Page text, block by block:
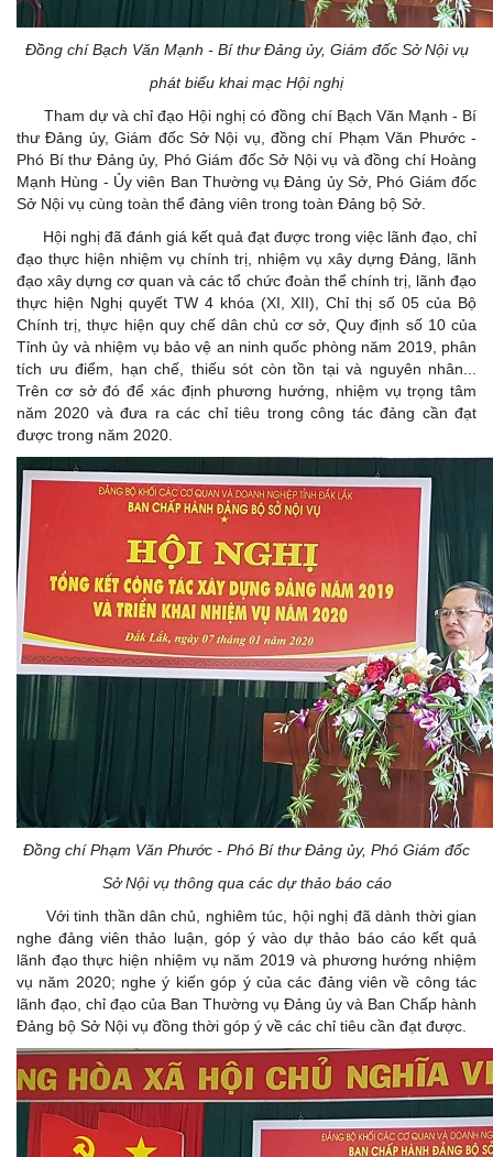
Đồng chí Bạch Văn Mạnh - Bí thư Đảng ủy, Giám đốc Sở Nội vụ
phát biểu khai mạc Hội nghị
Tham dự và chỉ đạo Hội nghị có đồng chí Bạch Văn Mạnh - Bí
thư Đảng ủy, Giám đốc Sở Nội vụ, đồng chí Phạm Văn Phước -
Phó Bí thư Đảng ủy, Phó Giám đốc Sở Nội vụ và đồng chí Hoàng
Mạnh Hùng - Ủy viên Ban Thường vụ Đảng ủy Sở, Phó Giám đốc
Sở Nội vụ cùng toàn thể đảng viên trong toàn Đảng bộ Sở.
Hội nghị đã đánh giá kết quả đạt được trong việc lãnh đạo, chỉ
đạo thực hiện nhiệm vụ chính trị, nhiệm vụ xây dựng Đảng, lãnh
đạo xây dựng cơ quan và các tổ chức đoàn thể chính trị, lãnh đạo
thực hiện Nghị quyết TW 4 khóa (XI, XII), Chỉ thị số 05 của Bộ
Chính trị, thực hiện quy chế dân chủ cơ sở, Quy định số 10 của
Tỉnh ủy và nhiệm vụ bảo vệ an ninh quốc phòng năm 2019, phân
tích ưu điểm, hạn chế, thiếu sót còn tồn tại và nguyên nhân...
Trên cơ sở đó để xác định phương hướng, nhiệm vụ trọng tâm
năm 2020 và đưa ra các chỉ tiêu trong công tác đảng cần đạt
được trong năm 2020.
Đồng chí Phạm Văn Phước - Phó Bí thư Đảng ủy, Phó Giám đốc
Sở Nội vụ thông qua các dự thảo báo cáo
Với tinh thần dân chủ, nghiêm túc, hội nghị đã dành thời gian
nghe đảng viên thảo luận, góp ý vào dự thảo báo cáo kết quả
lãnh đạo thực hiện nhiệm vụ năm 2019 và phương hướng nhiệm
vụ năm 2020; nghe ý kiến góp ý của các đảng viên về công tác
lãnh đạo, chỉ đạo của Ban Thường vụ Đảng ủy và Ban Chấp hành
Đảng bộ Sở Nội vụ đồng thời góp ý về các chỉ tiêu cần đạt được.